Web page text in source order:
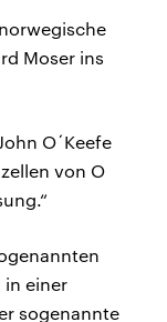
Moser ins
O´Keefe
von O
in einer
sogenannte